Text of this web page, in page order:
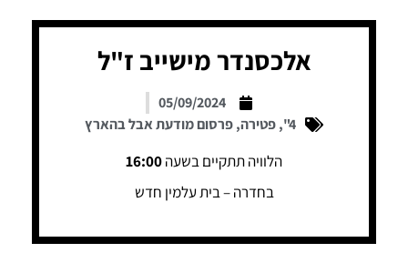
אלכסנדר מישייב ז"ל
05/09/2024
4"
,פטירה,פרסום מודעת אבל בהארץ
הלוויה תתקיים בשעה16:00
בחדרה – בית עלמין חדש